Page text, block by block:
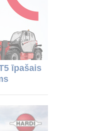
īpašais